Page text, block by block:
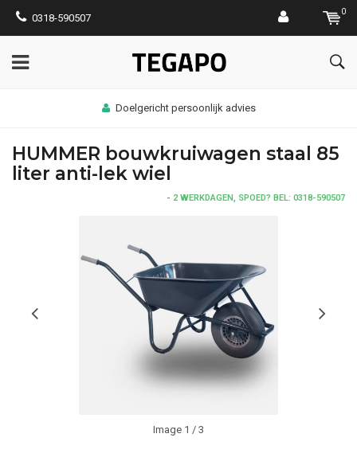
0318-590507
0
Doelgericht persoonlijk advies
HUMMER bouwkruiwagen staal 85
liter anti-lek wiel
- 2 WERKDAGEN, SPOED? BEL: 0318-590507
Image 1 / 3